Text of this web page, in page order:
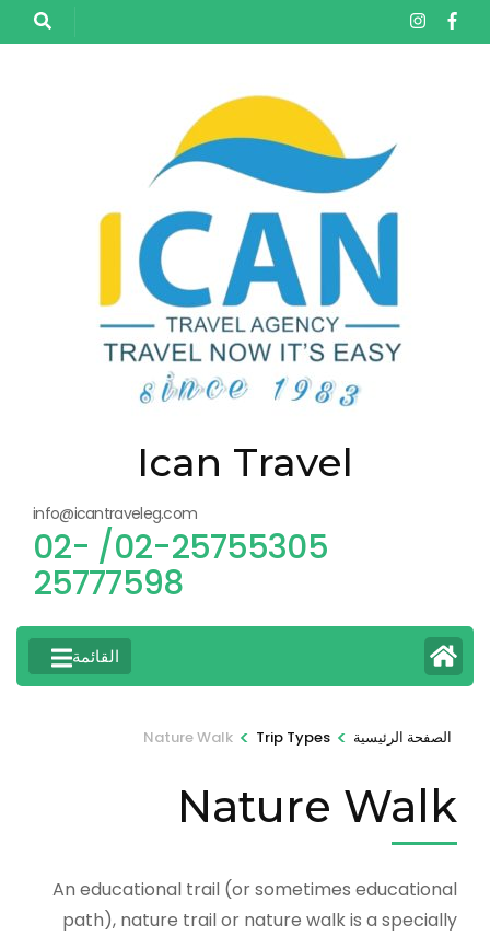
تخطى
إلى
Ican Travel
info@icantraveleg.com
02-25755305/ 02-
25777598
القائمة
الصفحة الرئيسية >
Trip Types
>
Nature Walk
Nature Walk
An educational trail (or sometimes educational
path), nature trail or nature walk is a specially